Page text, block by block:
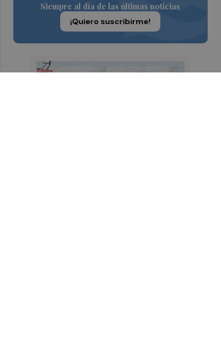
Siempre al día de las últimas noticias
¡Quiero suscribirme!